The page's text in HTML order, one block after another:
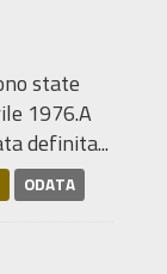
state
1976.A
definita...
ODATA